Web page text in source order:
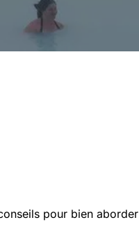
pour bien aborder